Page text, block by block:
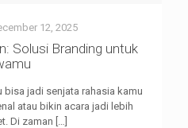
12, 2025
Solusi Branding untuk
bisa jadi senjata rahasia kamu
atau bikin acara jadi lebih
Di zaman […]